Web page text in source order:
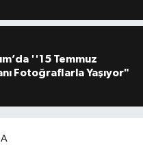
''15 Temmuz
Fotoğraflarla Yaşıyor"